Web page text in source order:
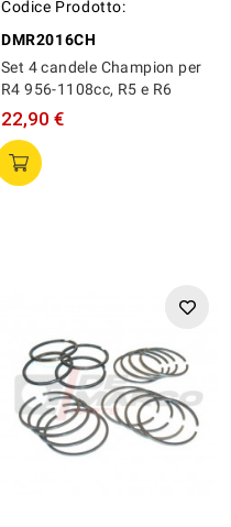
Codice Prodotto:
DMR2016CH
Set 4 candele Champion per
R4 956-1108cc, R5 e R6
22,90 €